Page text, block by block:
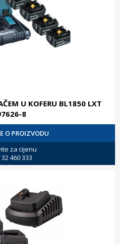
U KOFERU BL1850 LXT
8
O PROIZVODU
za cijenu
460 333